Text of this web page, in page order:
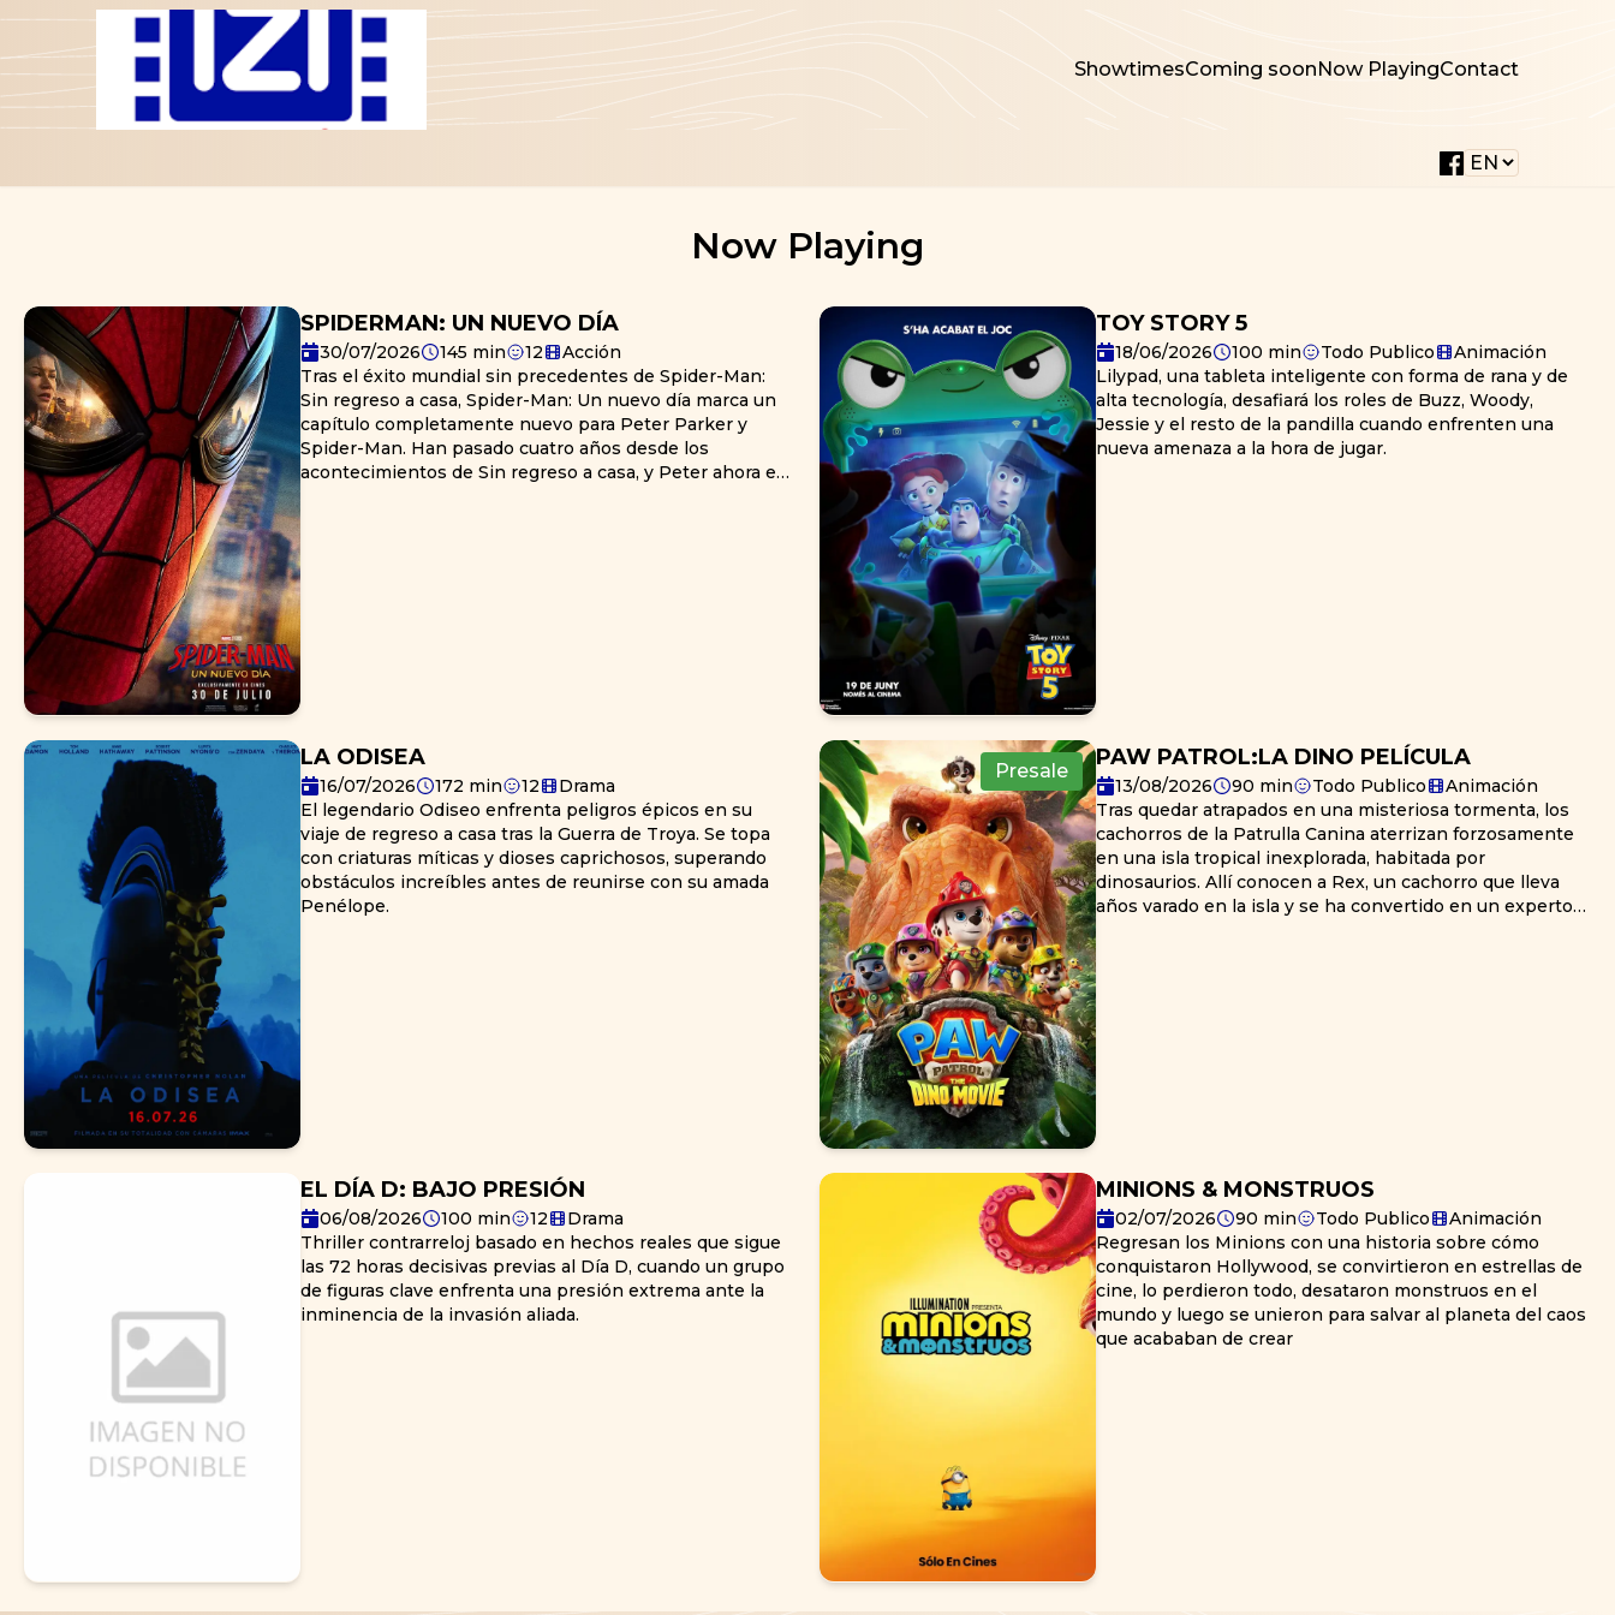
ShowtimesComing soonNow PlayingContact
Now Playing
SPIDERMAN: UN NUEVO DÍA
30/07/2026 145 min 12
Acción
Tras el éxito mundial sin precedentes de Spider-Man:
Sin regreso a casa, Spider-Man: Un nuevo día marca un
capítulo completamente nuevo para Peter Parker y
Spider-Man. Han pasado cuatro años desde los
acontecimientos de Sin regreso a casa, y Peter ahora es
TOY STORY 5
18/06/2026 100 min Todo Publico
Animación
Lilypad, una tableta inteligente con forma de rana y de
alta tecnología, desafiará los roles de Buzz, Woody,
Jessie y el resto de la pandilla cuando enfrenten una
nueva amenaza a la hora de jugar.
LA ODISEA
16/07/2026 172 min 12
Drama
El legendario Odiseo enfrenta peligros épicos en su
viaje de regreso a casa tras la Guerra de Troya. Se topa
con criaturas míticas y dioses caprichosos, superando
obstáculos increíbles antes de reunirse con su amada
Penélope.
Presale
PAW PATROL:LA DINO PELÍCULA
13/08/2026 90 min Todo Publico
Animación
Tras quedar atrapados en una misteriosa tormenta, los
cachorros de la Patrulla Canina aterrizan forzosamente
en una isla tropical inexplorada, habitada por
dinosaurios. Allí conocen a Rex, un cachorro que lleva
años varado en la isla y se ha convertido en un experto
EL DÍA D: BAJO PRESIÓN
06/08/2026 100 min 12
Drama
Thriller contrarreloj basado en hechos reales que sigue
las 72 horas decisivas previas al Día D, cuando un grupo
de figuras clave enfrenta una presión extrema ante la
inminencia de la invasión aliada.
MINIONS & MONSTRUOS
02/07/2026 90 min Todo Publico
Animación
Regresan los Minions con una historia sobre cómo
conquistaron Hollywood, se convirtieron en estrellas de
cine, lo perdieron todo, desataron monstruos en el
mundo y luego se unieron para salvar al planeta del caos
que acababan de crear